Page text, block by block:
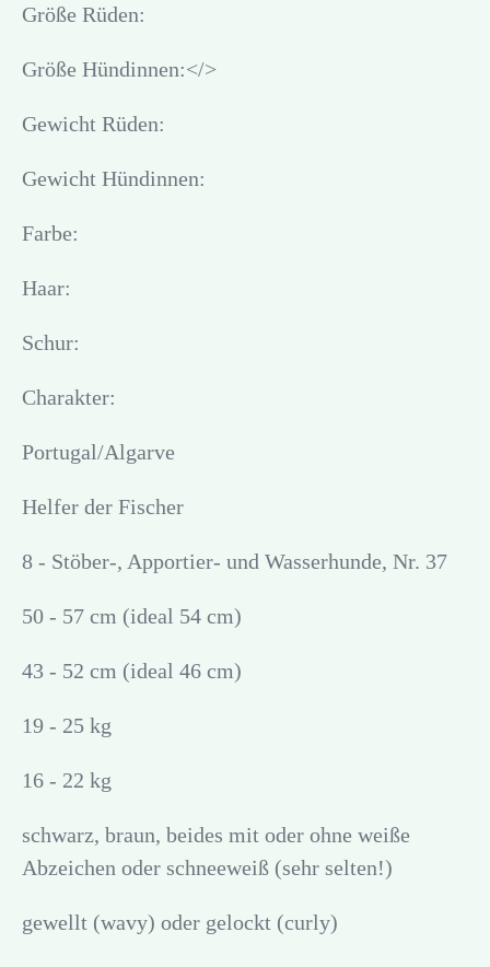
Größe Rüden:
Größe Hündinnen:</>
Gewicht Rüden:
Gewicht Hündinnen:
Farbe:
Haar:
Schur:
Charakter:
Portugal/Algarve
Helfer der Fischer
8 - Stöber-, Apportier- und Wasserhunde, Nr. 37
50 - 57 cm (ideal 54 cm)
43 - 52 cm (ideal 46 cm)
19 - 25 kg
16 - 22 kg
schwarz, braun, beides mit oder ohne weiße
Abzeichen oder schneeweiß (sehr selten!)
gewellt (wavy) oder gelockt (curly)